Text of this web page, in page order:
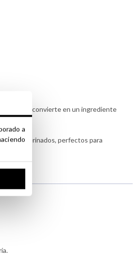
lo que lo convierte en un ingrediente
glicerinados, perfectos para
a